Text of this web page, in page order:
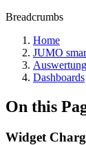
Breadcrumbs
Home
JUMO
Auswertung
Dashboards
On this
Widget